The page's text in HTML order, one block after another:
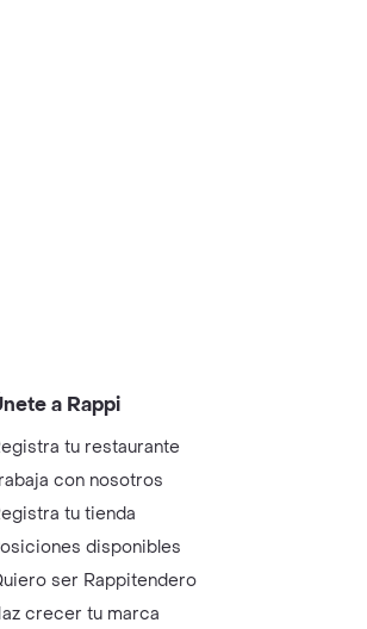
a Rappi
tu restaurante
con nosotros
tu tienda
disponibles
ser Rappitendero
crecer tu marca